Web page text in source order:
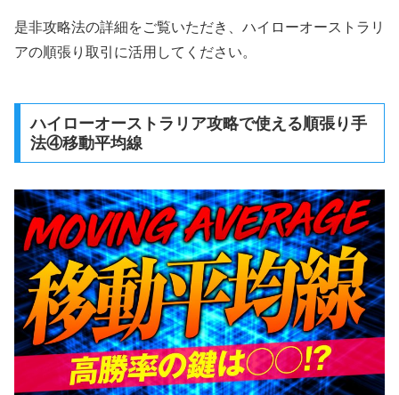
是非攻略法の詳細をご覧いただき、ハイローオーストラリ
アの順張り取引に活用してください。
ハイローオーストラリア攻略で使える順張り手
法④移動平均線